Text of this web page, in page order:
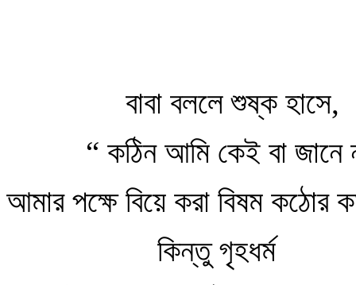
বাবা বললে শুষ্ক হাসে,
“ কঠিন আমি কেই বা জানে
আমার পক্ষে বিয়ে করা বিষম কঠোর
কিন্তু গৃহধর্ম